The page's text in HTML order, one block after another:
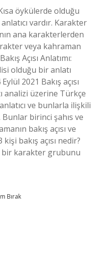
öykülerde olduğu
vardır. Karakter
ana karakterlerden
veya kahraman
Açısı Anlatımı:
olduğu bir anlatı
2021 Bakış açısı
analizi üzerine Türkçe
ve bunlarla ilişkili
Bunlar birinci şahıs ve
bakış açısı ve
kişi bakış açısı nedir?
bir karakter grubunu
Bırak